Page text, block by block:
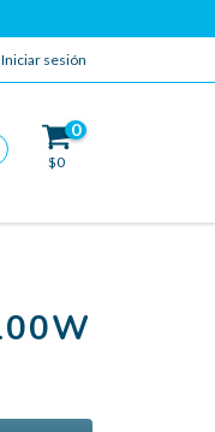
Iniciar sesión
0
$0